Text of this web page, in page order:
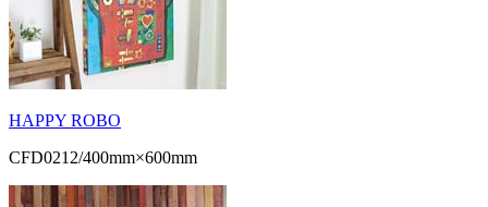
HAPPY ROBO
CFD0212/400mm×600mm